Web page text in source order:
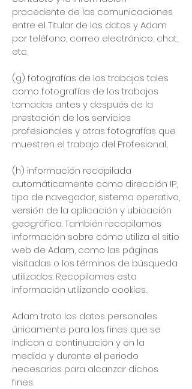
procedente de las comunicaciones
entre el Titular de los datos y Adam
por teléfono, correo electrónico, chat,
etc,
(g) fotografías de los trabajos tales
como fotografías de los trabajos
tomadas antes y después de la
prestación de los servicios
profesionales y otras fotografías que
muestren el trabajo del Profesional,
(h) información recopilada
automáticamente como dirección IP,
tipo de navegador, sistema operativo,
versión de la aplicación y ubicación
geográfica. También recopilamos
información sobre cómo utiliza el sitio
web de Adam, como las páginas
visitadas o los términos de búsqueda
utilizados. Recopilamos esta
información utilizando cookies.
Adam trata los datos personales
únicamente para los fines que se
indican a continuación y en la
medida y durante el periodo
necesarios para alcanzar dichos
fines.